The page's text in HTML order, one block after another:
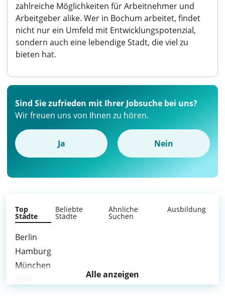
zahlreiche Möglichkeiten für Arbeitnehmer und
Arbeitgeber alike. Wer in Bochum arbeitet, findet
nicht nur ein Umfeld mit Entwicklungspotenzial,
sondern auch eine lebendige Stadt, die viel zu
bieten hat.
Sind Sie zufrieden mit Ihrer Jobsuche bei uns?
Wir freuen uns von Ihnen zu hören.
Ja Nein
Top
Städte
Beliebte
Städte
Ähnliche
Suchen
Ausbildung
Berlin
Hamburg
München
Alle anzeigen